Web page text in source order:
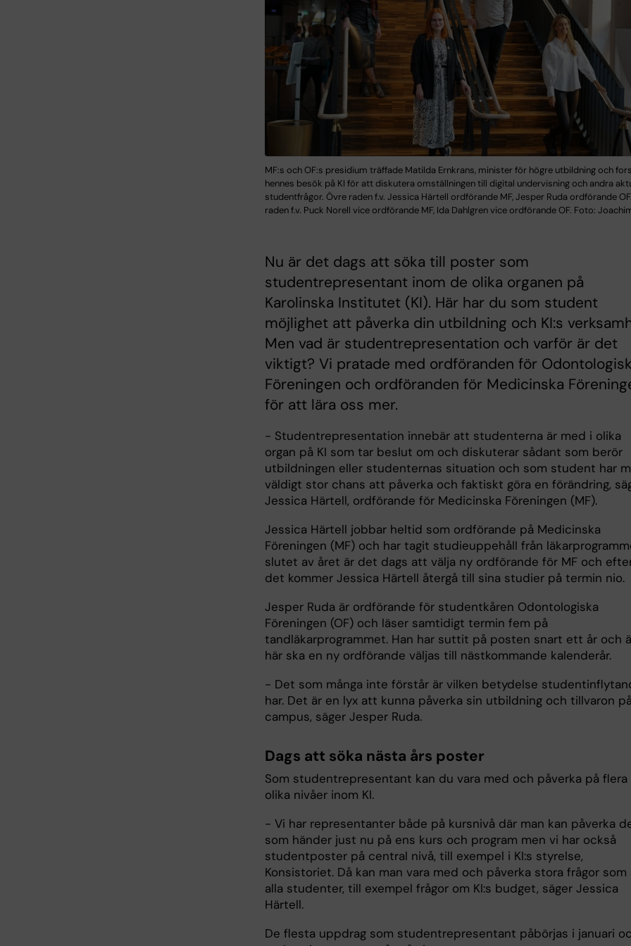
MF:s och OF:s presidium träffade Matilda Ernkrans, minister för högre utbildning och
hennes besök på KI för att diskutera omställningen till digital undervisning och andra
studentfrågor. Övre raden f.v. Jessica Härtell ordförande MF, Jesper Ruda ordförande
raden f.v. Puck Norell vice ordförande MF, Ida Dahlgren vice ordförande OF. Foto:
Nu är det dags att söka till poster som
studentrepresentant inom de olika organen på
Karolinska Institutet (KI). Här har du som student
möjlighet att påverka din utbildning och KI:s
Men vad är studentrepresentation och varför är det
viktigt? Vi pratade med ordföranden för
Föreningen och ordföranden för Medicinska
för att lära oss mer.
- Studentrepresentation innebär att studenterna är med i olika
organ på KI som tar beslut om och diskuterar sådant som berör
utbildningen eller studenternas situation och som student har
väldigt stor chans att påverka och faktiskt göra en förändring,
Jessica Härtell, ordförande för Medicinska Föreningen (MF).
Jessica Härtell jobbar heltid som ordförande på Medicinska
Föreningen (MF) och har tagit studieuppehåll från
slutet av året är det dags att välja ny ordförande för MF och
det kommer Jessica Härtell återgå till sina studier på termin nio.
Jesper Ruda är ordförande för studentkåren Odontologiska
Föreningen (OF) och läser samtidigt termin fem på
tandläkarprogrammet. Han har suttit på posten snart ett år och
här ska en ny ordförande väljas till nästkommande kalenderår.
- Det som många inte förstår är vilken betydelse
har. Det är en lyx att kunna påverka sin utbildning och tillvaron på
campus, säger Jesper Ruda.
Dags att söka nästa års poster
Som studentrepresentant kan du vara med och påverka på flera
olika nivåer inom KI.
- Vi har representanter både på kursnivå där man kan påverka
som händer just nu på ens kurs och program men vi har också
studentposter på central nivå, till exempel i KI:s styrelse,
Konsistoriet. Då kan man vara med och påverka stora frågor som
alla studenter, till exempel frågor om KI:s budget, säger Jessica
Härtell.
De flesta uppdrag som studentrepresentant påbörjas i januari